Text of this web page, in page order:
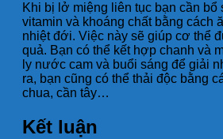
Khi bị lở miệng liên tục bạn cần bổ
vitamin và khoáng chất bằng cách
nhiệt đới. Việc này sẽ giúp cơ thể
quả. Bạn có thể kết hợp chanh và
ly nước cam và buổi sáng để giải
ra, bạn cũng có thể thải độc bằng
chua, cần tây…
Kết luận